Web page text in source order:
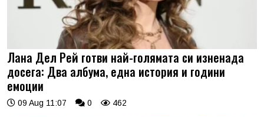
Лана Дел Рей готви най-голямата си изненада
досега: Два албума, една история и години
емоции
09 Aug 11:07 0 462